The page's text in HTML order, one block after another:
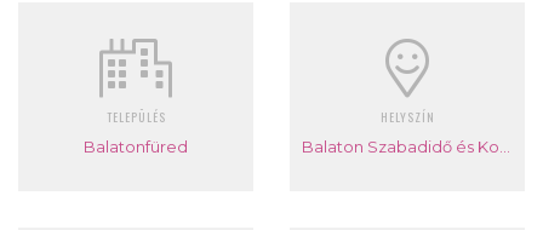
TELEPÜLÉS
Balatonfüred
HELYSZÍN